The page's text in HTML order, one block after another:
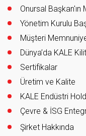
Onursal Başkan'ın
Yönetim Kurulu
Müşteri
Dünya’da KALE Kilit
Sertifikalar
Üretim ve Kalite
KALE Endüstri
Çevre & İSG
Şirket Hakkında